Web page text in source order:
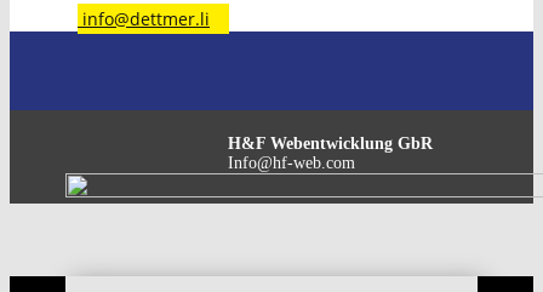
​info@dettmer.li
H&F Webentwicklung GbR
Info@hf-web.com